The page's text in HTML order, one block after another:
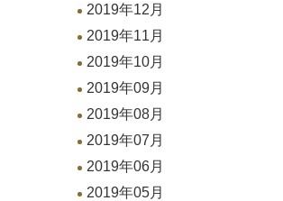
2019年12月
2019年11月
2019年10月
2019年09月
2019年08月
2019年07月
2019年06月
2019年05月